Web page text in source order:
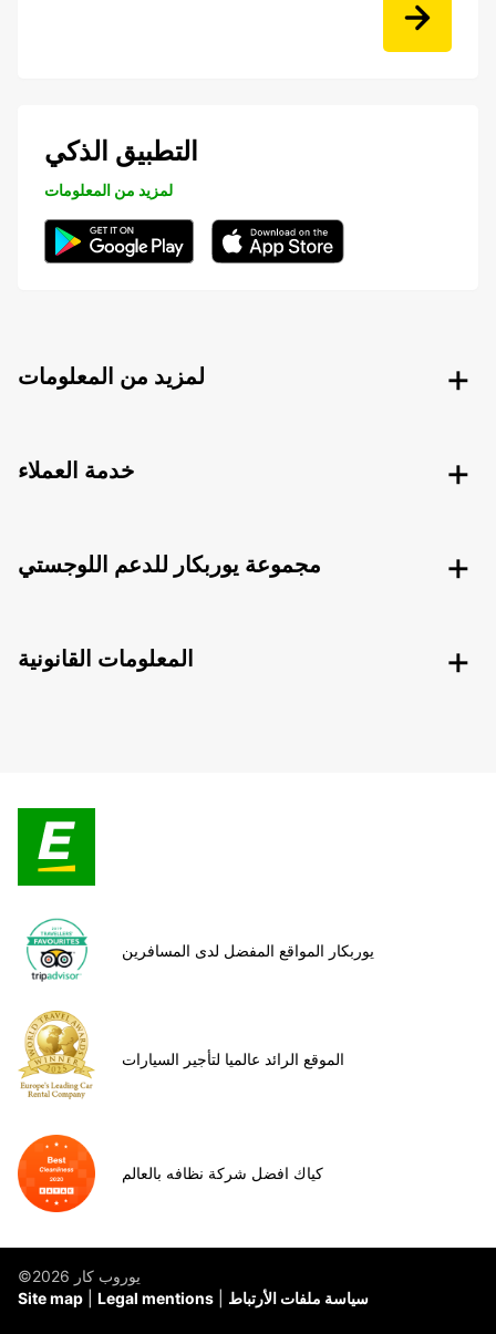
التطبيق الذكي
لمزيد من المعلومات
لمزيد من المعلومات
خدمة العملاء
مجموعة يوربكار للدعم اللوجستي
المعلومات القانونية
يوربكار المواقع المفضل لدى المسافرين
الموقع الرائد عالميا لتأجير السيارات
كياك افضل شركة نظافه بالعالم
©يوروب كار 2026
Site map
Legal mentions سياسة ملفات الأرتباط